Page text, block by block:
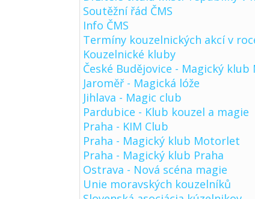
Soutěžní řád ČMS
Info ČMS
Termíny kouzelnických akcí v
Kouzelnické kluby
České Budějovice - Magický klub
Jaroměř - Magická lóže
Jihlava - Magic club
Pardubice - Klub kouzel a magie
Praha - KIM Club
Praha - Magický klub Motorlet
Praha - Magický klub Praha
Ostrava - Nová scéna magie
Unie moravských kouzelníků